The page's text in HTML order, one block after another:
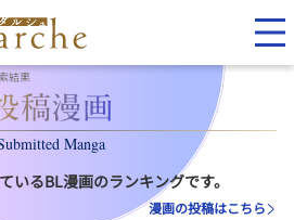
結果
Manga
いるBL漫画のランキングです。
漫画の投稿はこちら